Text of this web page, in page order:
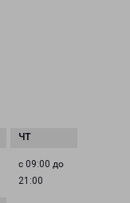
с 09:00 до
21:00